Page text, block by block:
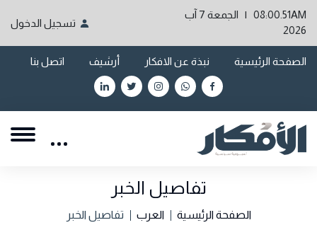
08:00.51AM | الجمعة 7 آب
2026
تسجيل الدخول
الصفحة الرئيسية نبذة عن الافكار أرشيف اتصل بنا
تفاصيل الخبر
الصفحة الرئيسية العرب تفاصيل الخبر